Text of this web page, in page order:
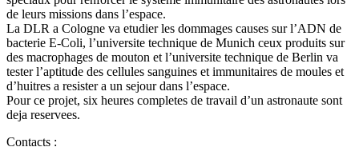
de leurs missions dans l’espace.
La DLR a Cologne va etudier les dommages causes sur l’ADN de
bacterie E-Coli, l’universite technique de Munich ceux produits sur
des macrophages de mouton et l’universite technique de Berlin va
tester l’aptitude des cellules sanguines et immunitaires de moules et
d’huitres a resister a un sejour dans l’espace.
Pour ce projet, six heures completes de travail d’un astronaute sont
deja reservees.
Contacts :